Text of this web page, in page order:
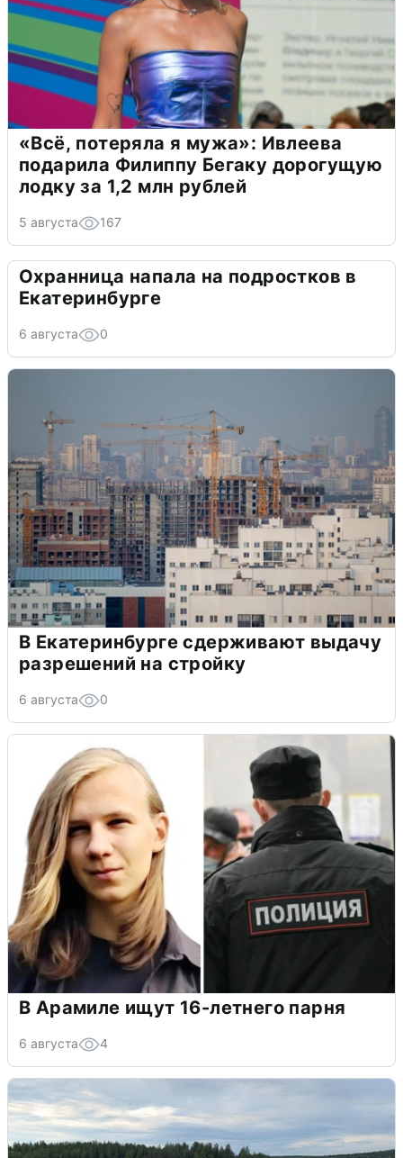
«Всё, потеряла я мужа»: Ивлеева
подарила Филиппу Бегаку дорогущую
лодку за 1,2 млн рублей
5 августа 167
Охранница напала на подростков в
Екатеринбурге
6 августа 0
В Екатеринбурге сдерживают выдачу
разрешений на стройку
6 августа 0
В Арамиле ищут 16-летнего парня
6 августа 4